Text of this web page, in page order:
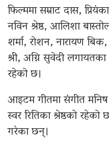
फिल्ममा सम्राट दास,
नविन श्रेष्ठ, आलिशा
शर्मा, रोशन, नारायण
श्री, अग्नि सुवेदी
रहेको छ।
आइटम गीतमा संगीत
स्वर रितिका श्रेष्ठको
गरेका छन्।